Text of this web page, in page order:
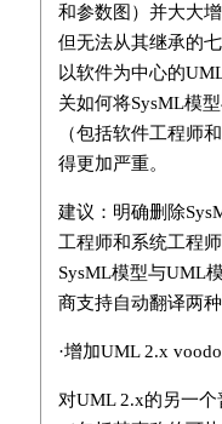
和参数图）并大大
但无法从其继承的
以软件为中心的
关如何将SysML模
（包括软件工程师
得更加严重。
建议：明确删除
工程师和系统工程
SysML模型与UML
商支持自动翻译两
·增加UML 2.x
对UML 2.x的另一